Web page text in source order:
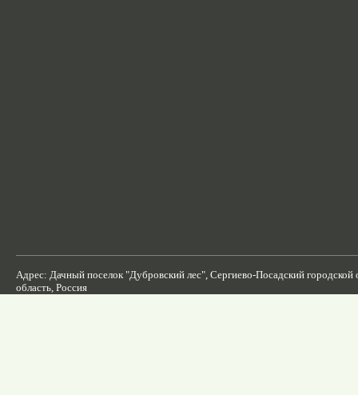
Адрес: Дачный поселок "Дубровский лес", Сергиево-Посадский городской
область, Россия